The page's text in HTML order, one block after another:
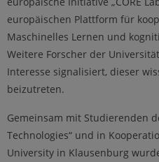
europäischen Plattform für
Maschinelles Lernen und
Weitere Forscher der
Interesse signalisiert, dieser
beizutreten.
Gemeinsam mit Studierenden
Technologies“ und in
University in Klausenburg